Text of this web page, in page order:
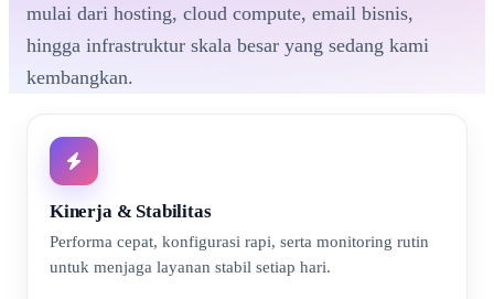
mulai dari hosting, cloud compute, email bisnis,
hingga infrastruktur skala besar yang sedang kami
kembangkan.
Kinerja & Stabilitas
Performa cepat, konfigurasi rapi, serta monitoring rutin
untuk menjaga layanan stabil setiap hari.